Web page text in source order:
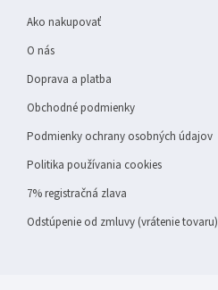
Ako nakupovať
O nás
Doprava a platba
Obchodné podmienky
Podmienky ochrany osobných údajov
Politika používania cookies
7% registračná zlava
Odstúpenie od zmluvy (vrátenie tovaru)